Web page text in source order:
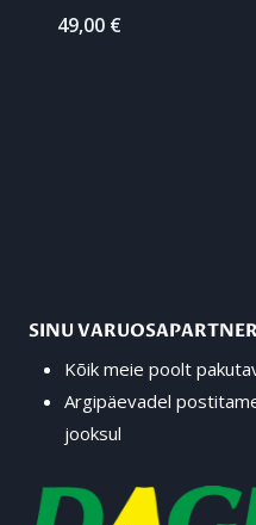
49,00 €
SINU
Kõik meie poolt
Argipäevadel
jooksul